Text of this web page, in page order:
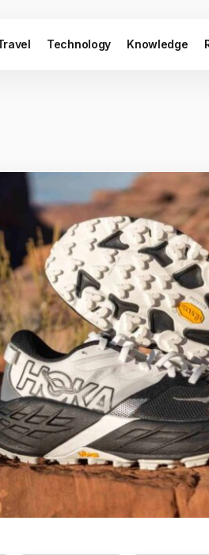
Technology Knowledge